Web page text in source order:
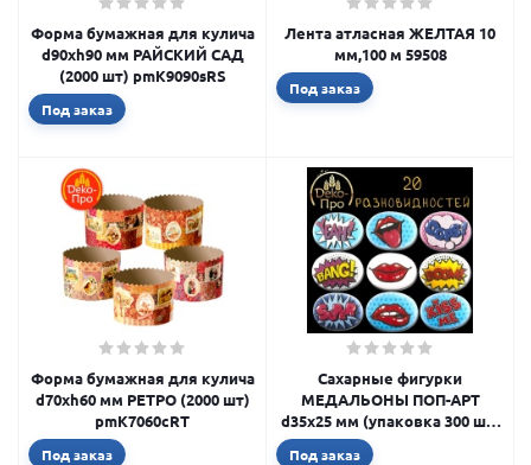
Форма бумажная для кулича
d90xh90 мм РАЙСКИЙ САД
(2000 шт) pmK9090sRS
Под заказ
Лента атласная ЖЕЛТАЯ 10
мм,100 м 59508
Под заказ
Форма бумажная для кулича
d70xh60 мм РЕТРО (2000 шт)
pmK7060cRT
Под заказ
Сахарные фигурки
МЕДАЛЬОНЫ ПОП-АРТ
d35х25 мм (упаковка 300 шт)
tp62110
Под заказ